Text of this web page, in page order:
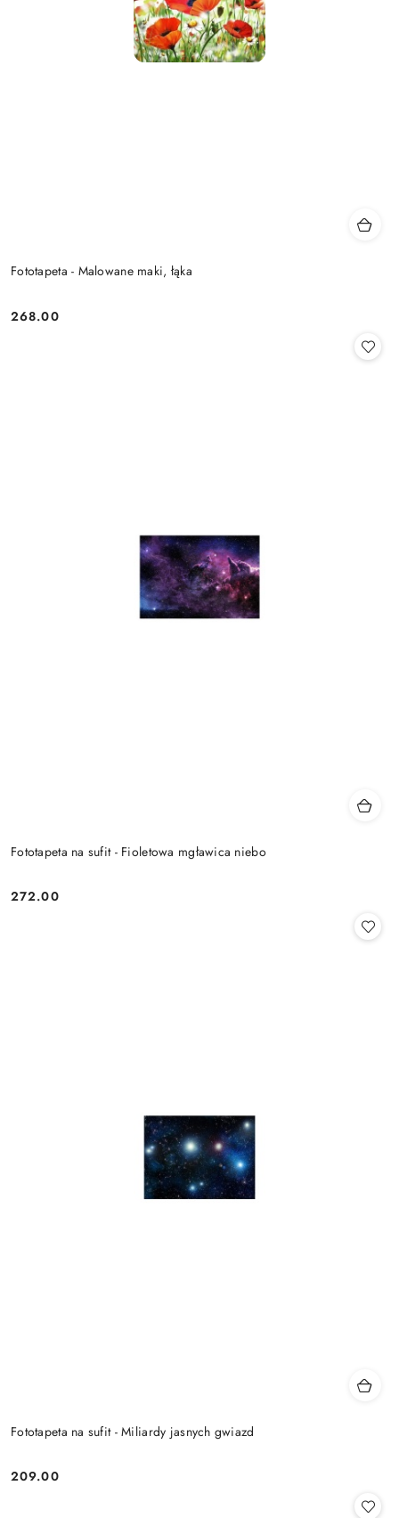
Fototapeta - Malowane maki, łąka
Cena:
268.00
Fototapeta na sufit - Fioletowa mgławica niebo
Cena:
272.00
Fototapeta na sufit - Miliardy jasnych gwiazd
Cena:
209.00